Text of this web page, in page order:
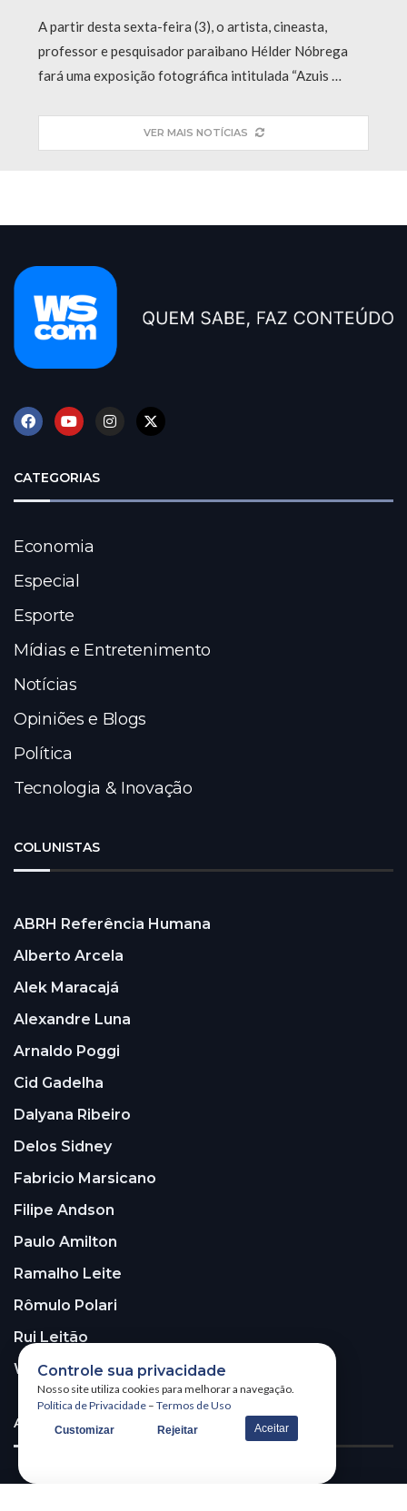
A partir desta sexta-feira (3), o artista, cineasta,
professor e pesquisador paraibano Hélder Nóbrega
fará uma exposição fotográfica intitulada “Azuis …
VER MAIS NOTÍCIAS
CATEGORIAS
Economia
Especial
Esporte
Mídias e Entretenimento
Notícias
Opiniões e Blogs
Política
Tecnologia & Inovação
COLUNISTAS
ABRH Referência Humana
Alberto Arcela
Alek Maracajá
Alexandre Luna
Arnaldo Poggi
Cid Gadelha
Dalyana Ribeiro
Delos Sidney
Fabricio Marsicano
Filipe Andson
Paulo Amilton
Ramalho Leite
Rômulo Polari
Rui Leitão
Walter Santos
ASSINE A NOSSA NEWSLETTER!
Controle sua privacidade
Nosso site utiliza cookies para melhorar a navegação.
Política de Privacidade – Termos de Uso
Customizar Rejeitar Aceitar